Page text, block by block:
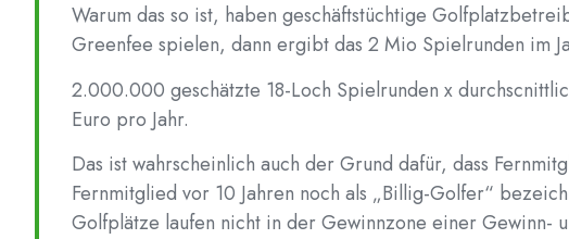
Warum das so ist, haben geschäftstüchtige
Greenfee spielen, dann ergibt das 2 Mio Spielrunden im
2.000.000 geschätzte 18-Loch Spielrunden x
Euro pro Jahr.
Das ist wahrscheinlich auch der Grund dafür, dass
Fernmitglied vor 10 Jahren noch als „Billig-Golfer“
Golfplätze laufen nicht in der Gewinnzone einer Gewinn-